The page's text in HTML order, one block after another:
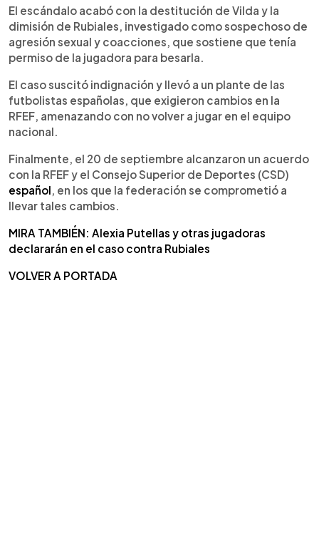
El escándalo acabó con la destitución de Vilda y la
dimisión de Rubiales, investigado como sospechoso de
agresión sexual y coacciones, que sostiene que tenía
permiso de la jugadora para besarla.
El caso suscitó indignación y llevó a un plante de las
futbolistas españolas, que exigieron cambios en la
RFEF, amenazando con no volver a jugar en el equipo
nacional.
Finalmente, el 20 de septiembre alcanzaron un acuerdo
con la RFEF y el Consejo Superior de Deportes (CSD)
español , en los que la federación se comprometió a
llevar tales cambios.
MIRA TAMBIÉN: Alexia Putellas y otras jugadoras
declararán en el caso contra Rubiales
VOLVER A PORTADA